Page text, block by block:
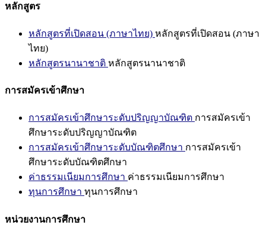
หลักสูตร
หลักสูตรที่เปิดสอน (ภาษาไทย) หลักสูตรที่เปิดสอน (ภาษา
ไทย)
หลักสูตรนานาชาติ หลักสูตรนานาชาติ
การสมัครเข้าศึกษา
การสมัครเข้าศึกษาระดับปริญญาบัณฑิต การสมัครเข้า
ศึกษาระดับปริญญาบัณฑิต
การสมัครเข้าศึกษาระดับบัณฑิตศึกษา การสมัครเข้า
ศึกษาระดับบัณฑิตศึกษา
ค่าธรรมเนียมการศึกษา ค่าธรรมเนียมการศึกษา
ทุนการศึกษา ทุนการศึกษา
หน่วยงานการศึกษา